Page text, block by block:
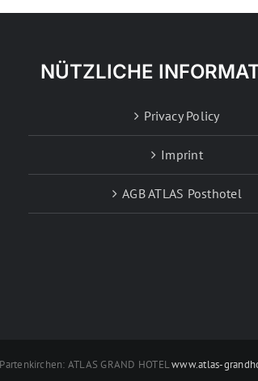
NÜTZLICHE
Privacy Policy
Imprint
AGB ATLAS Posthotel
ATLAS GRAND HOTELwww.atlas-